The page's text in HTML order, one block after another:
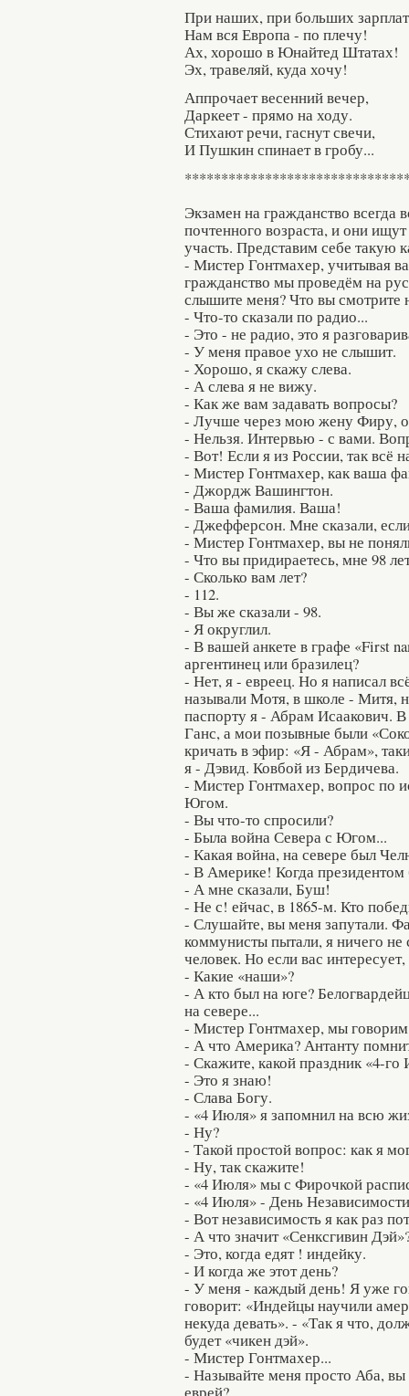
При наших, при больших
Нам вся Европа - по плечу!
Ах, хорошо в Юнайтед Штатах!
Эх, травеляй, куда хочу!
Аппрочает весенний вечер,
Даркеет - прямо на ходу.
Стихают речи, гаснут свечи,
И Пушкин спинает в гробу...
Экзамен на гражданство всегда
почтенного возраста, и они
участь. Представим себе такую
- Мистер Гонтмахер, учитывая
гражданство мы проведём на
слышите меня? Что вы смотрите
- Что-то сказали по радио...
- Это - не радио, это я
- У меня правое ухо не слышит.
- Хорошо, я скажу слева.
- А слева я не вижу.
- Как же вам задавать вопросы?
- Лучше через мою жену Фиру,
- Нельзя. Интервью - с вами.
- Вот! Если я из России, так всё
- Мистер Гонтмахер, как ваша
- Джордж Вашингтон.
- Ваша фамилия. Ваша!
- Джефферсон. Мне сказали,
- Мистер Гонтмахер, вы не
- Что вы придираетесь, мне 98
- Сколько вам лет?
- 112.
- Вы же сказали - 98.
- Я округлил.
- В вашей анкете в графе «First
аргентинец или бразилец?
- Нет, я - евреец. Но я написал
называли Мотя, в школе - Митя,
паспорту я - Абрам Исаакович.
Ганс, а мои позывные были
кричать в эфир: «Я - Абрам»,
я - Дэвид. Ковбой из Бердичева.
- Мистер Гонтмахер, вопрос по
Югом.
- Вы что-то спросили?
- Была война Севера с Югом...
- Какая война, на севере был
- В Америке! Когда
- А мне сказали, Буш!
- Не с! ейчас, в 1865-м. Кто
- Слушайте, вы меня запутали.
коммунисты пытали, я ничего
человек. Но если вас
- Какие «наши»?
- А кто был на юге?
на севере...
- Мистер Гонтмахер, мы
- А что Америка? Антанту
- Скажите, какой праздник «4-го
- Это я знаю!
- Слава Богу.
- «4 Июля» я запомнил на всю
- Ну?
- Такой простой вопрос: как я
- Ну, так скажите!
- «4 Июля» мы с Фирочкой
- «4 Июля» - День
- Вот независимость я как раз
- А что значит «Сенксгивин
- Это, когда едят ! индейку.
- И когда же этот день?
- У меня - каждый день! Я уже
говорит: «Индейцы научили
некуда девать». - «Так я что,
будет «чикен дэй».
- Мистер Гонтмахер...
- Называйте меня просто Аба,